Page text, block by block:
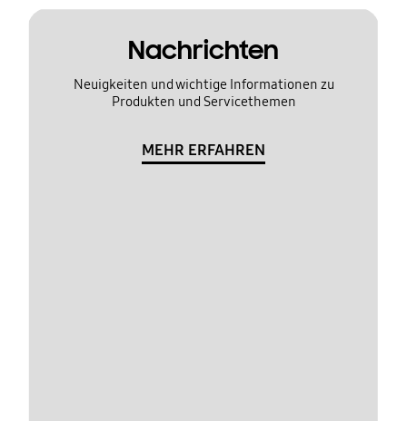
Nachrichten
Neuigkeiten und wichtige Informationen zu
Produkten und Servicethemen
MEHR ERFAHREN